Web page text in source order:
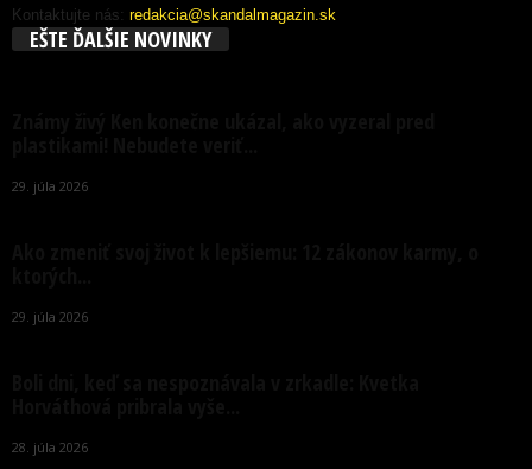
Kontaktujte nás: redakcia@skandalmagazin.sk
EŠTE ĎALŠIE NOVINKY
29. júla 2026
29. júla 2026
28. júla 2026